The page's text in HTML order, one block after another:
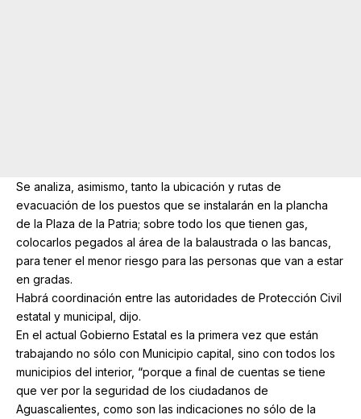
Se analiza, asimismo, tanto la ubicación y rutas de
evacuación de los puestos que se instalarán en la plancha
de la Plaza de la Patria; sobre todo los que tienen gas,
colocarlos pegados al área de la balaustrada o las bancas,
para tener el menor riesgo para las personas que van a estar
en gradas.
Habrá coordinación entre las autoridades de Protección Civil
estatal y municipal, dijo.
En el actual Gobierno Estatal es la primera vez que están
trabajando no sólo con Municipio capital, sino con todos los
municipios del interior, “porque a final de cuentas se tiene
que ver por la seguridad de los ciudadanos de
Aguascalientes, como son las indicaciones no sólo de la